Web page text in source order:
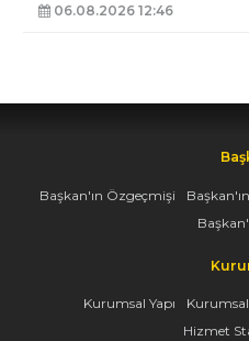
06.08.2026 12:46
Başkan'ın Özgeçmişi
Kurumsal Yapı
Hizmet